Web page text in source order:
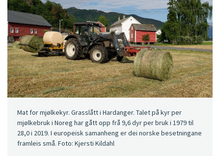
Mat for mjølkekyr. Grasslått i Hardanger. Talet på kyr per
mjølkebruk i Noreg har gått opp frå 9,6 dyr per bruk i 1979 til
28,0 i 2019. I europeisk samanheng er dei norske besetningane
framleis små. Foto: Kjersti Kildahl